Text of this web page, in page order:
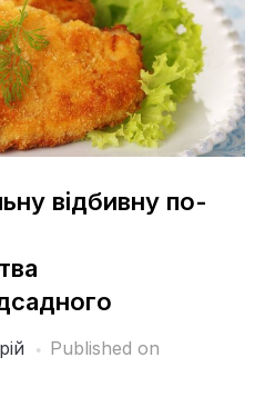
відбивну по-
Published on